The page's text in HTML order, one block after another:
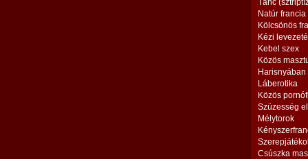
Tánc
Natúr
Kölcsönös
Kézi
Kebel szex
Közös
Harisnyában
Láberotika
Közös
Szüzesség
Mélytorok
Csúszka